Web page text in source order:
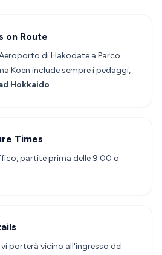
on Route
di Hakodate a Parco
Koen include sempre i pedaggi,
Hokkaido.
Times
partite prima delle 9:00 o
porterà vicino all'ingresso del